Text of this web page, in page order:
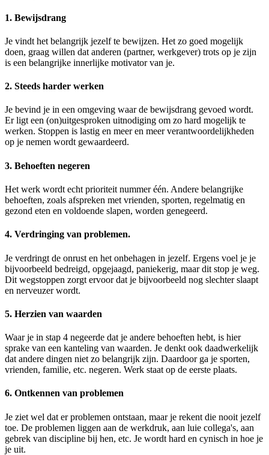
1. Bewijsdrang
Je vindt het belangrijk jezelf te bewijzen. Het zo goed mogelijk
doen, graag willen dat anderen (partner, werkgever) trots op je zijn
is een belangrijke innerlijke motivator van je.
2. Steeds harder werken
Je bevind je in een omgeving waar de bewijsdrang gevoed wordt.
Er ligt een (on)uitgesproken uitnodiging om zo hard mogelijk te
werken. Stoppen is lastig en meer en meer verantwoordelijkheden
op je nemen wordt gewaardeerd.
3. Behoeften negeren
Het werk wordt echt prioriteit nummer één. Andere belangrijke
behoeften, zoals afspreken met vrienden, sporten, regelmatig en
gezond eten en voldoende slapen, worden genegeerd.
4. Verdringing van problemen.
Je verdringt de onrust en het onbehagen in jezelf. Ergens voel je je
bijvoorbeeld bedreigd, opgejaagd, paniekerig, maar dit stop je weg.
Dit wegstoppen zorgt ervoor dat je bijvoorbeeld nog slechter slaapt
en nerveuzer wordt.
5. Herzien van waarden
Waar je in stap 4 negeerde dat je andere behoeften hebt, is hier
sprake van een kanteling van waarden. Je denkt ook daadwerkelijk
dat andere dingen niet zo belangrijk zijn. Daardoor ga je sporten,
vrienden, familie, etc. negeren. Werk staat op de eerste plaats.
6. Ontkennen van problemen
Je ziet wel dat er problemen ontstaan, maar je rekent die nooit jezelf
toe. De problemen liggen aan de werkdruk, aan luie collega's, aan
gebrek van discipline bij hen, etc. Je wordt hard en cynisch in hoe je
je uit.